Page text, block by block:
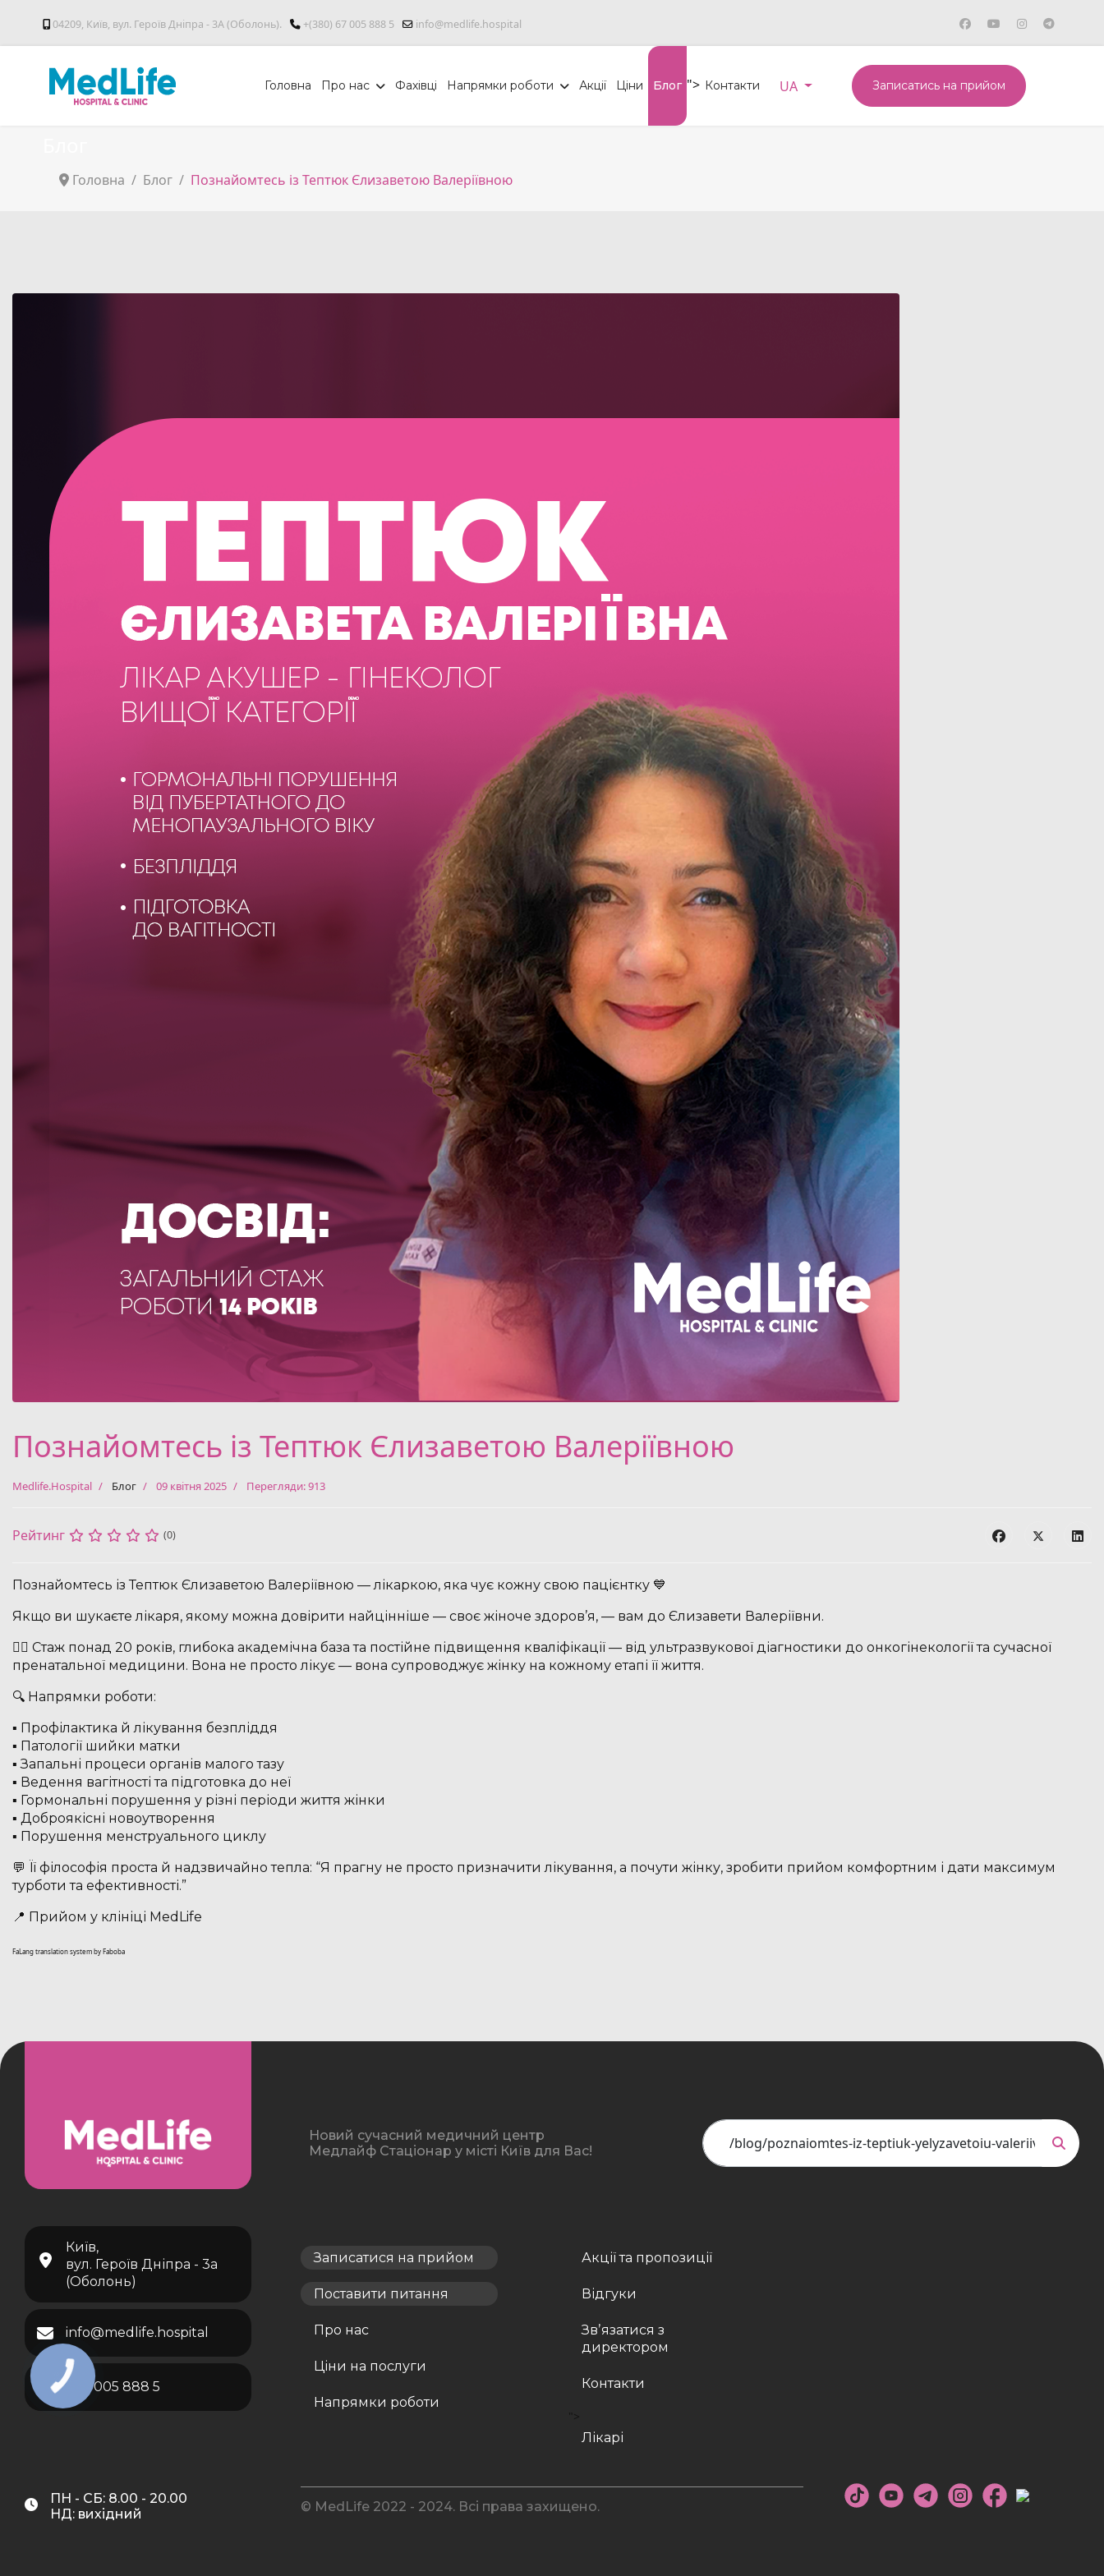
04209, Київ, вул. Героїв Дніпра - 3А (Оболонь). +(380) 67 005 888 5 info@medlife.hospital
Головна Про нас Фахівці Напрямки роботи Акції Ціни Блог "> Контакти Оберіть свою мову
UA Записатись на прийом
Головна Блог Познайомтесь із Тептюк Єлизаветою Валеріївною
Познайомтесь із Тептюк Єлизаветою Валеріївною
Medlife.Hospital Блог 09 квітня 2025 Перегляди: 913
Рейтинг (0)
Познайомтесь із Тептюк Єлизаветою Валеріївною — лікаркою, яка чує кожну свою пацієнтку 💙
Якщо ви шукаєте лікаря, якому можна довірити найцінніше — своє жіноче здоров’я, — вам до Єлизавети Валеріївни.
👩‍⚕️ Стаж понад 20 років, глибока академічна база та постійне підвищення кваліфікації — від ультразвукової діагностики до онкогінекології та сучасної
пренатальної медицини. Вона не просто лікує — вона супроводжує жінку на кожному етапі її життя.
🔍 Напрямки роботи:
▪️ Профілактика й лікування безпліддя
▪️ Патології шийки матки
▪️ Запальні процеси органів малого тазу
▪️ Ведення вагітності та підготовка до неї
▪️ Гормональні порушення у різні періоди життя жінки
▪️ Доброякісні новоутворення
▪️ Порушення менструального циклу
💬 Її філософія проста й надзвичайно тепла: “Я прагну не просто призначити лікування, а почути жінку, зробити прийом комфортним і дати максимум
турботи та ефективності.”
📍 Прийом у клініці MedLife
FaLang translation system by Faboba
Київ,
вул. Героїв Дніпра - 3а
(Оболонь)
info@medlife.hospital
067 005 888 5
Новий сучасний медичний центр
Медлайф Стаціонар у місті Київ для Вас!
Записатися на прийом
Поставити питання
Про нас
Ціни на послуги
Напрямки роботи
Акції та пропозиції
Відгуки
Звʼязатися з
директором
Контакти
Лікарі
ПН - СБ: 8.00 - 20.00
НД: вихідний
© MedLife 2022 - 2024. Всі права захищено.